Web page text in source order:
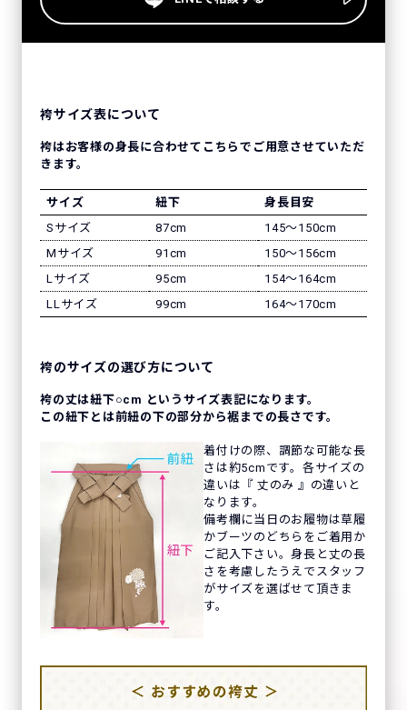
袴サイズ表について
袴はお客様の身長に合わせてこちらでご用意させていただ
きます。
サイズ 紐下
身長目安
Sサイズ
87cm
145〜150cm
Mサイズ
91cm
150〜156cm
Lサイズ
95cm
154〜164cm
LLサイズ
99cm 164〜170cm
袴のサイズの選び方について
袴の丈は紐下○cm というサイズ表記になります。
この紐下とは前紐の下の部分から裾までの長さです。
着付けの際、調節な可能な長
さは約5cmです。各サイズの
違いは『 丈のみ 』の違いと
なります。
備考欄に当日のお履物は草履
かブーツのどちらをご着用か
ご記入下さい。身長と丈の長
さを考慮したうえでスタッフ
がサイズを選ばせて頂きま
す。